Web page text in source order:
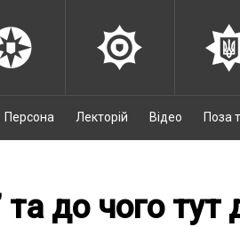
Персона Лекторій Відео Поза
та до чого